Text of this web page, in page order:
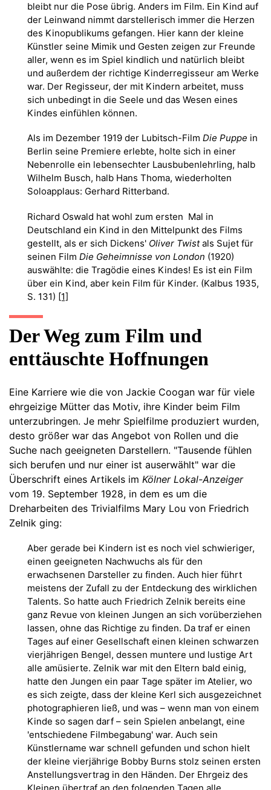
bleibt nur die Pose übrig. Anders im Film. Ein Kind auf
der Leinwand nimmt darstellerisch immer die Herzen
des Kinopublikums gefangen. Hier kann der kleine
Künstler seine Mimik und Gesten zeigen zur Freunde
aller, wenn es im Spiel kindlich und natürlich bleibt
und außerdem der richtige Kinderregisseur am Werke
war. Der Regisseur, der mit Kindern arbeitet, muss
sich unbedingt in die Seele und das Wesen eines
Kindes einfühlen können.
Als im Dezember 1919 der Lubitsch-Film Die Puppe in
Berlin seine Premiere erlebte, holte sich in einer
Nebenrolle ein lebensechter Lausbubenlehrling, halb
Wilhelm Busch, halb Hans Thoma, wiederholten
Soloapplaus: Gerhard Ritterband.
Richard Oswald hat wohl zum ersten Mal in
Deutschland ein Kind in den Mittelpunkt des Films
gestellt, als er sich Dickens' Oliver Twistals Sujet für
seinen Film Die Geheimnisse von London (1920)
auswählte: die Tragödie eines Kindes! Es ist ein Film
über ein Kind, aber kein Film für Kinder. (Kalbus 1935,
S. 131) [1]
Der Weg zum Film und
enttäuschte Hoffnungen
Eine Karriere wie die von Jackie Coogan war für viele
ehrgeizige Mütter das Motiv, ihre Kinder beim Film
unterzubringen. Je mehr Spielfilme produziert wurden,
desto größer war das Angebot von Rollen und die
Suche nach geeigneten Darstellern. "Tausende fühlen
sich berufen und nur einer ist auserwählt" war die
Überschrift eines Artikels im Kölner Lokal-Anzeiger
vom 19. September 1928, in dem es um die
Dreharbeiten des Trivialfilms Mary Lou von Friedrich
Zelnik ging:
Aber gerade bei Kindern ist es noch viel schwieriger,
einen geeigneten Nachwuchs als für den
erwachsenen Darsteller zu finden. Auch hier führt
meistens der Zufall zu der Entdeckung des wirklichen
Talents. So hatte auch Friedrich Zelnik bereits eine
ganz Revue von kleinen Jungen an sich vorüberziehen
lassen, ohne das Richtige zu finden. Da traf er einen
Tages auf einer Gesellschaft einen kleinen schwarzen
vierjährigen Bengel, dessen muntere und lustige Art
alle amüsierte. Zelnik war mit den Eltern bald einig,
hatte den Jungen ein paar Tage später im Atelier, wo
es sich zeigte, dass der kleine Kerl sich ausgezeichnet
photographieren ließ, und was – wenn man von einem
Kinde so sagen darf – sein Spielen anbelangt, eine
'entschiedene Filmbegabung' war. Auch sein
Künstlername war schnell gefunden und schon hielt
der kleine vierjährige Bobby Burns stolz seinen ersten
Anstellungsvertrag in den Händen. Der Ehrgeiz des